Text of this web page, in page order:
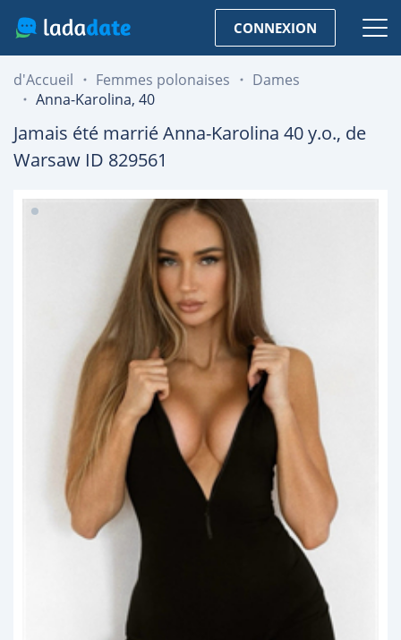
CONNEXION
d'Accueil Femmes polonaises
Dames
Anna-Karolina, 40
Jamais été marriéAnna-Karolina 40y.o., de
Warsaw ID 829561